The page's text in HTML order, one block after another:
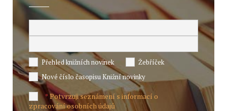
Přehled knižních novinek
Žebříček
Nové číslo časopisu Knižní novinky
*Potvrzuji seznámení s informací o
zpracování osobních údajů